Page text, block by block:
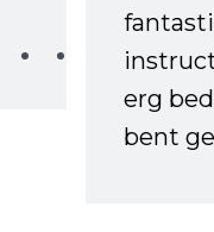
erg
bent